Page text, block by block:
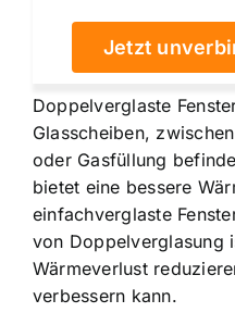
Jetzt
Doppelverglaste
Glasscheiben,
oder Gasfüllung
bietet eine bessere
einfachverglaste
von Doppelverglasung
Wärmeverlust
verbessern kann.